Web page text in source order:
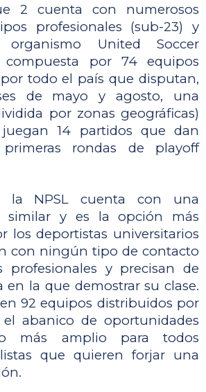
2 cuenta con numerosos
profesionales (sub-23) y
United Soccer
compuesta por 74 equipos
todo el país que disputan,
de mayo y agosto, una
por zonas geográficas)
14 partidos que dan
rondas de playoff
la NPSL cuenta con una
similar y es la opción más
los deportistas universitarios
con ningún tipo de contacto
profesionales y precisan de
en la que demostrar su clase.
92 equipos distribuidos por
abanico de oportunidades
más amplio para todos
que quieren forjar una